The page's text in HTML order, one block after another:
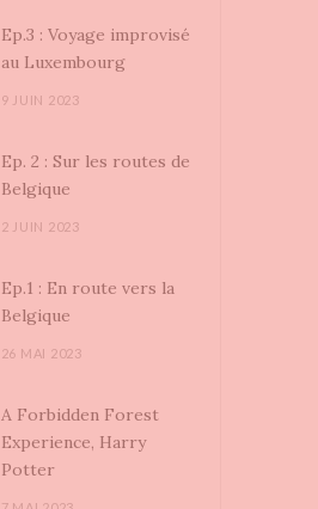
Ep.3 : Voyage improvisé
au Luxembourg
9 JUIN 2023
Ep. 2 : Sur les routes de
Belgique
2 JUIN 2023
Ep.1 : En route vers la
Belgique
26 MAI 2023
A Forbidden Forest
Experience, Harry
Potter